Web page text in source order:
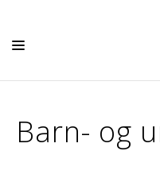
KIRKENE VÅRE
Barn- og